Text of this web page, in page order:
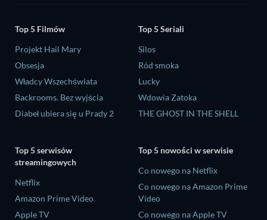
Top 5 Filmów
Projekt Hail Mary
Obsesja
Władcy Wszechświata
Backrooms. Bez wyjścia
Diabeł ubiera się u Prady 2
Top 5 Seriali
Silos
Ród smoka
Lucky
Wdowia Zatoka
THE GHOST IN THE SHELL
Top 5 serwisów
streamingowych
Netflix
Amazon Prime Video
Apple TV
Top 5 nowości w serwisie
Co nowego na Netflix
Co nowego na Amazon Prime
Video
Co nowego na Apple TV